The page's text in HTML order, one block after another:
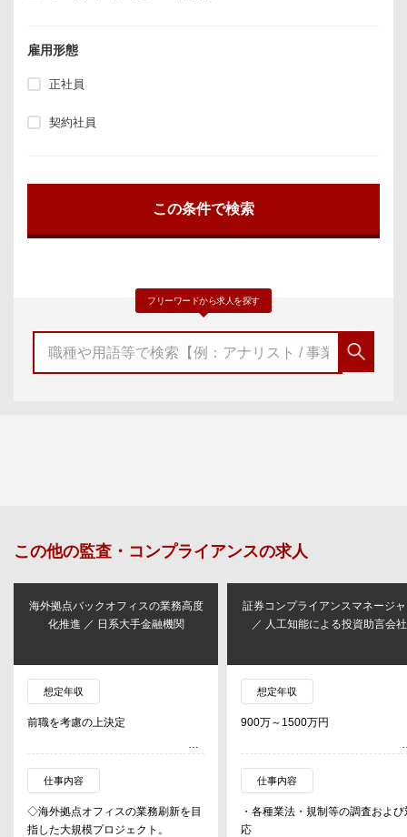
雇用形態
正社員
契約社員
フリーワードから求人を探す
この他の監査・コンプライアンスの求人
海外拠点バックオフィスの業務高度
化推進 ／ 日系大手金融機関
想定年収
前職を考慮の上決定
仕事内容
◇海外拠点オフィスの業務刷新を目
指した大規模プロジェクト。
証券コンプライアンスマネージ
／ 人工知能による投資助言会社
想定年収
900万～1500万円
仕事内容
・各種業法・規制等の調査および
応